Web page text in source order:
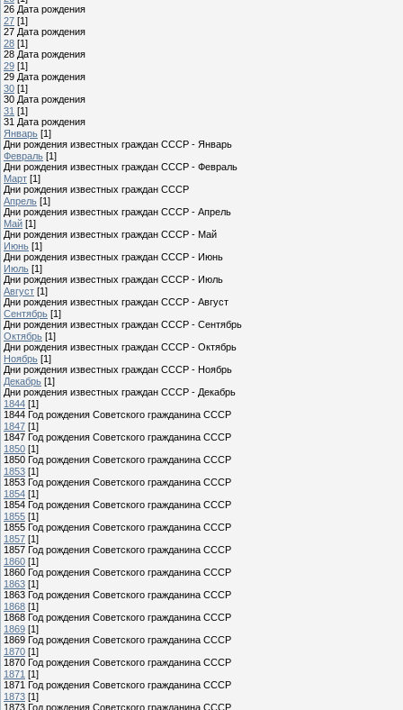
26 Дата рождения
27 [1]
27 Дата рождения
28 [1]
28 Дата рождения
29 [1]
29 Дата рождения
30 [1]
30 Дата рождения
31 [1]
31 Дата рождения
Январь [1]
Дни рождения известных граждан СССР - Январь
Февраль [1]
Дни рождения известных граждан СССР - Февраль
Март [1]
Дни рождения известных граждан СССР
Апрель [1]
Дни рождения известных граждан СССР - Апрель
Май [1]
Дни рождения известных граждан СССР - Май
Июнь [1]
Дни рождения известных граждан СССР - Июнь
Июль [1]
Дни рождения известных граждан СССР - Июль
Август [1]
Дни рождения известных граждан СССР - Август
Сентябрь [1]
Дни рождения известных граждан СССР - Сентябрь
Октябрь [1]
Дни рождения известных граждан СССР - Октябрь
Ноябрь [1]
Дни рождения известных граждан СССР - Ноябрь
Декабрь [1]
Дни рождения известных граждан СССР - Декабрь
1844 [1]
1844 Год рождения Советского гражданина СССР
1847 [1]
1847 Год рождения Советского гражданина СССР
1850 [1]
1850 Год рождения Советского гражданина СССР
1853 [1]
1853 Год рождения Советского гражданина СССР
1854 [1]
1854 Год рождения Советского гражданина СССР
1855 [1]
1855 Год рождения Советского гражданина СССР
1857 [1]
1857 Год рождения Советского гражданина СССР
1860 [1]
1860 Год рождения Советского гражданина СССР
1863 [1]
1863 Год рождения Советского гражданина СССР
1868 [1]
1868 Год рождения Советского гражданина СССР
1869 [1]
1869 Год рождения Советского гражданина СССР
1870 [1]
1870 Год рождения Советского гражданина СССР
1871 [1]
1871 Год рождения Советского гражданина СССР
1873 [1]
1873 Год рождения Советского гражданина СССР